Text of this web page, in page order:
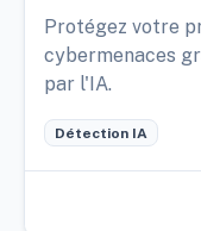
Protégez votre
cybermenaces
par l'IA.
Détection IA